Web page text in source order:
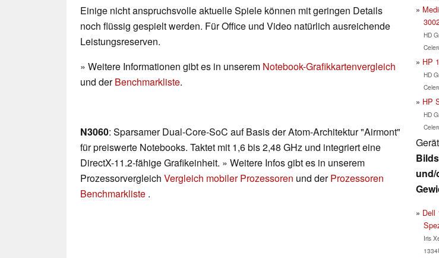
Einige nicht anspruchsvolle aktuelle Spiele können mit geringen Details
noch flüssig gespielt werden. Für Office und Video natürlich ausreichende
Leistungsreserven.
» Weitere Informationen gibt es in unserem Notebook-Grafikkartenvergleich
und derBenchmarkliste.
N3060: Sparsamer Dual-Core-SoC auf Basis der Atom-Architektur "Airmont"
für preiswerte Notebooks. Taktet mit 1,6 bis 2,48 GHz und integriert eine
DirectX-11.2-fähige Grafikeinheit. » Weitere Infos gibt es in unserem
Prozessorvergleich Vergleich mobiler Prozessoren und derProzessoren
Benchmarkliste .
HD
HP
HD
HP
HD
und/
Dell
Iris